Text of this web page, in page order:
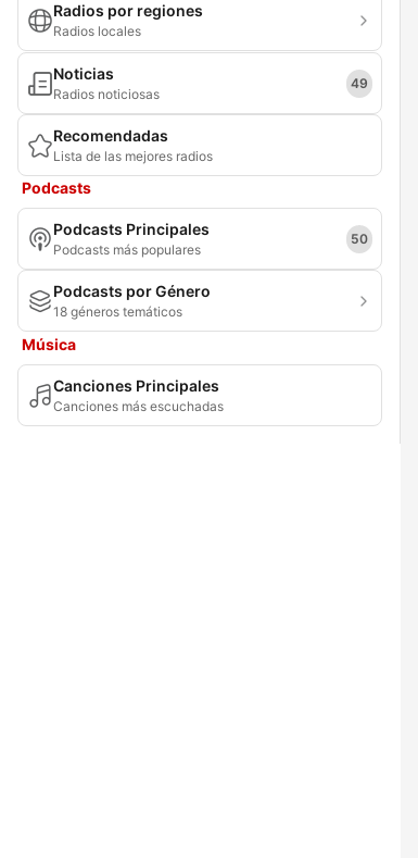
Radios por regiones
Radios locales
Noticias
Radios noticiosas
49
Recomendadas
Lista de las mejores radios
Podcasts
Podcasts Principales
Podcasts más populares
50
Podcasts por Género
18 géneros temáticos
Música
Canciones Principales
Canciones más escuchadas